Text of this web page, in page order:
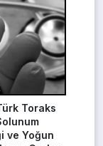
Toraks
ve Yoğun